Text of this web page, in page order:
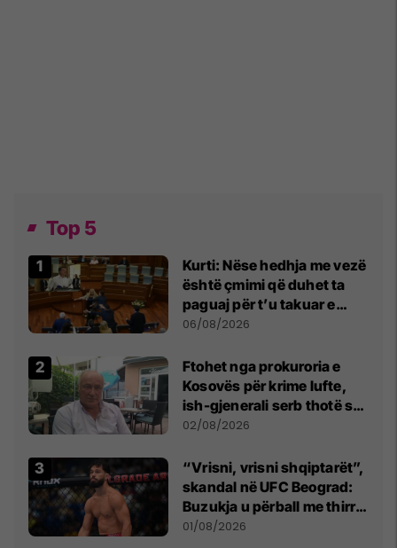
Top 5
Kurti: Nëse hedhja me vezë
është çmimi që duhet ta
paguaj për t’u takuar e
bashkëbiseduar jam i
06/08/2026
Ftohet nga prokuroria e
Kosovës për krime lufte,
ish-gjenerali serb thotë se
dikush e tradhtoi në
02/08/2026
“Vrisni, vrisni shqiptarët”,
skandal në UFC Beograd:
Buzukja u përball me thirrje
anti-shqiptare nga
01/08/2026